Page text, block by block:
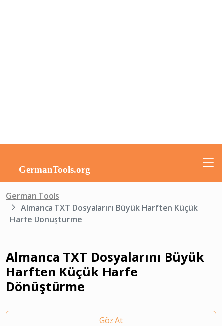
German Tools
Almanca TXT Dosyalarını Büyük Harften Küçük
Harfe Dönüştürme
Almanca TXT Dosyalarını Büyük
Harften Küçük Harfe
Dönüştürme
Göz At